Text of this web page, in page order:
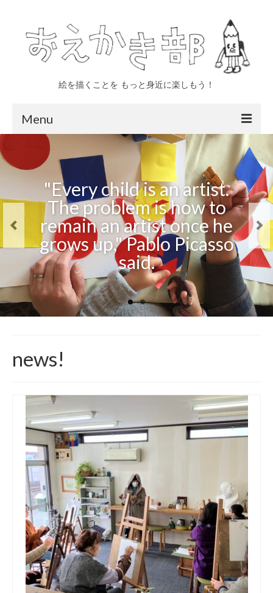
絵を描くことを もっと身近に楽しもう！
Menu
トップページ
おえかき部について
四日市
いなべ
親子 年少〜小学生対象
オンラインおえかき部
展覧会やイベントの記録
入部などお問い合わせ
"Every child is an artist.
The problem is how to
remain an artist once he
grows up," Pablo Picasso
said.
"Life can be wonderful if
you’re not afraid of it. All
it takes is courage,
imagination… and a little
dough," Charlie Chaplin
said.
news!